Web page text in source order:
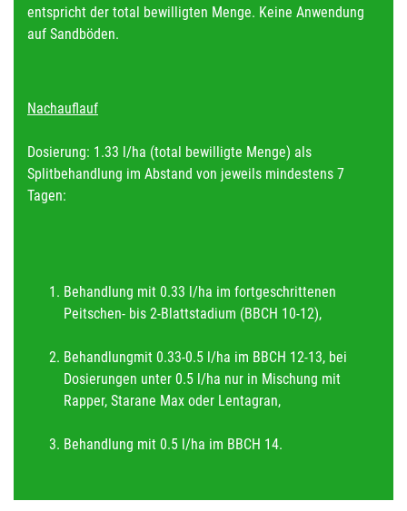
entspricht der total bewilligten Menge. Keine Anwendung
auf Sandböden.
Nachauflauf
Dosierung: 1.33 l/ha (total bewilligte Menge) als
Splitbehandlung im Abstand von jeweils mindestens 7
Tagen:
Behandlung mit 0.33 l/ha im fortgeschrittenen
Peitschen- bis 2-Blattstadium (BBCH 10-12),
Behandlungmit 0.33-0.5 l/ha im BBCH 12-13, bei
Dosierungen unter 0.5 l/ha nur in Mischung mit
Rapper, Starane Max oder Lentagran,
Behandlung mit 0.5 l/ha im BBCH 14.